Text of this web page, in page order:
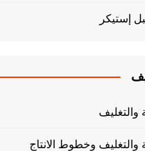
إستيكر
والتغليف
والتغليف وخطوط الانتاج